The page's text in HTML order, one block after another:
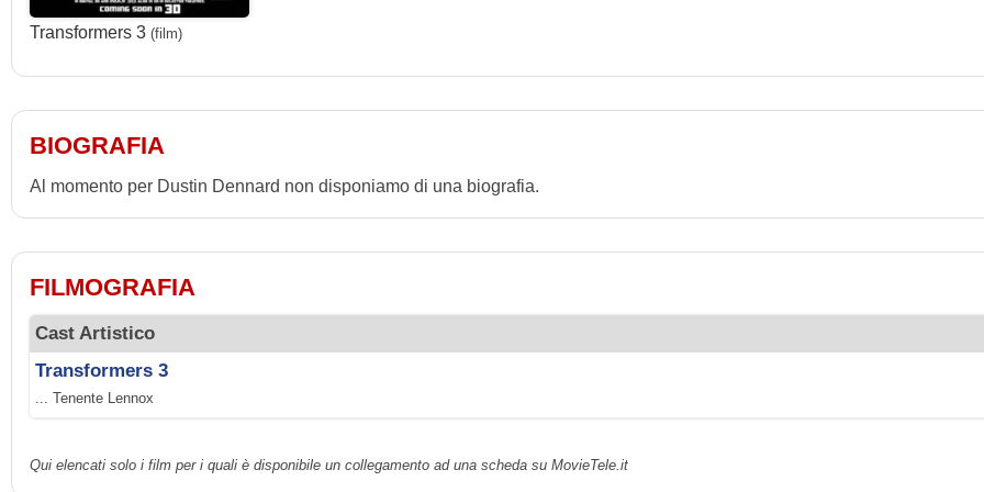
Transformers 3 (film)
BIOGRAFIA
Al momento per Dustin Dennard non disponiamo di una biografia.
FILMOGRAFIA
Cast Artistico
Transformers 3
... Tenente Lennox
Qui elencati solo i film per i quali è disponibile un collegamento ad una scheda su MovieTele.it